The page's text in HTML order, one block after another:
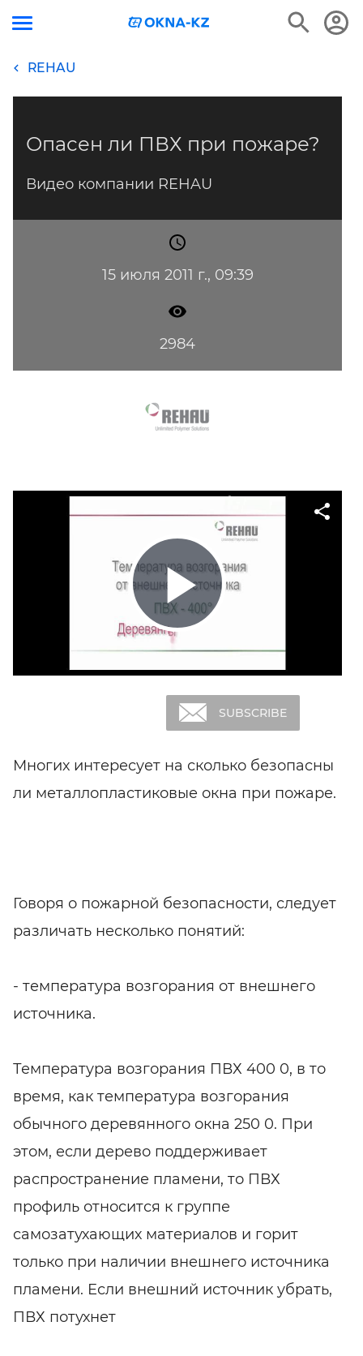
REHAU
Опасен ли ПВХ при пожаре?
Видео компании REHAU
15 июля 2011 г., 09:39
2984
SUBSCRIBE
Многих интересует на сколько безопасны
ли металлопластиковые окна при пожаре.
Говоря о пожарной безопасности, следует
различать несколько понятий:
- температура возгорания от внешнего
источника.
Температура возгорания ПВХ 400 0, в то
время, как температура возгорания
обычного деревянного окна 250 0. При
этом, если дерево поддерживает
распространение пламени, то ПВХ
профиль относится к группе
самозатухающих материалов и горит
только при наличии внешнего источника
пламени. Если внешний источник убрать,
ПВХ потухнет